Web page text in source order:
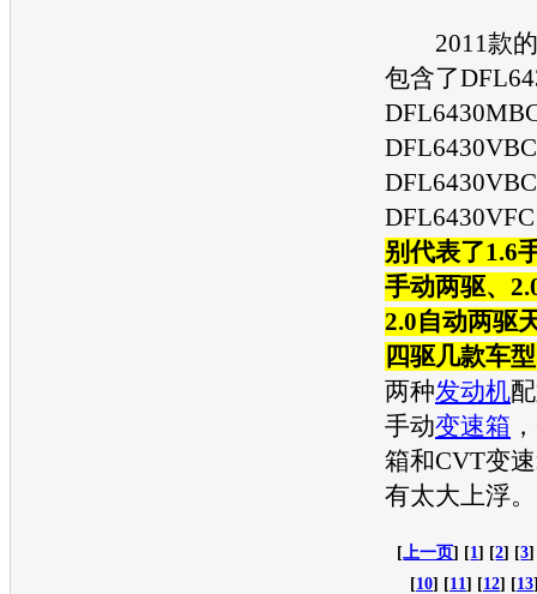
2011款的
包含了
别代表了1.6
手动两驱、
2.0自动两驱
四驱几款车
两种发动机
手动变速箱
箱和CVT变
有太大上浮。
[ 上一页] [1] [2] [3
[10] [11 ] [12] [13